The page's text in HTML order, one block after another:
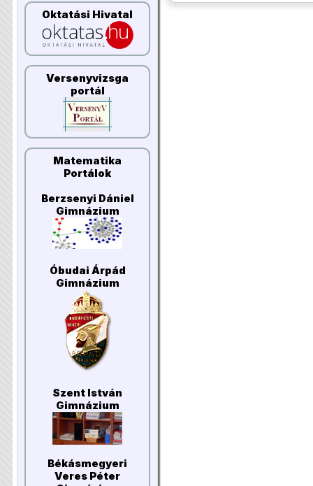
Oktatási Hivatal
Versenyvizsga
portál
Matematika
Portálok
Berzsenyi Dániel
Gimnázium
Óbudai Árpád
Gimnázium
Szent István
Gimnázium
Békásmegyeri
Veres Péter